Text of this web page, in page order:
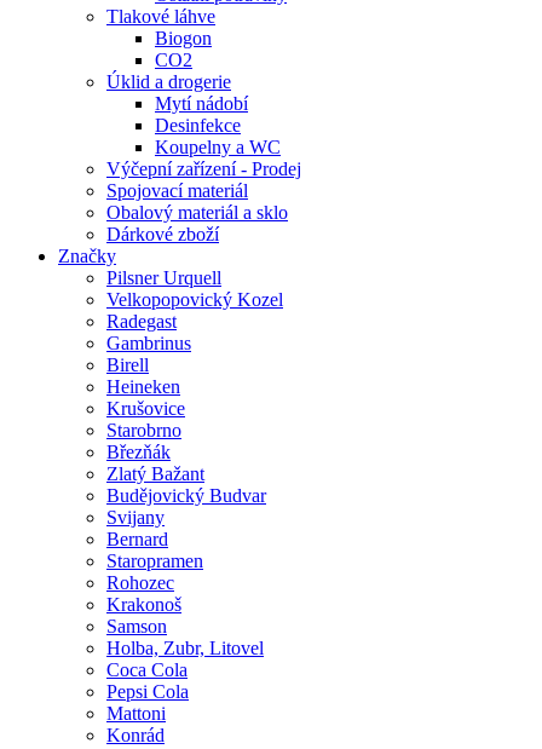
Tlakové láhve
Biogon
CO2
Úklid a drogerie
Mytí nádobí
Desinfekce
Koupelny a WC
Výčepní zařízení - Prodej
Spojovací materiál
Obalový materiál a sklo
Dárkové zboží
Značky
Pilsner Urquell
Velkopopovický Kozel
Radegast
Gambrinus
Birell
Heineken
Krušovice
Starobrno
Březňák
Zlatý Bažant
Budějovický Budvar
Svijany
Bernard
Staropramen
Rohozec
Krakonoš
Samson
Holba, Zubr, Litovel
Coca Cola
Pepsi Cola
Mattoni
Konrád